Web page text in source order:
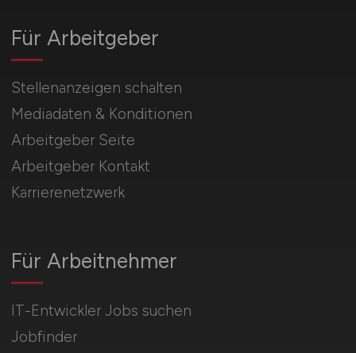
Für Arbeitnehmer
IT-Entwickler Jobs suchen
Jobfinder
Für Arbeitgeber
Stellenanzeigen schalten
Mediadaten & Konditionen
Arbeitgeber Seite
Arbeitgeber Kontakt
Karrierenetzwerk